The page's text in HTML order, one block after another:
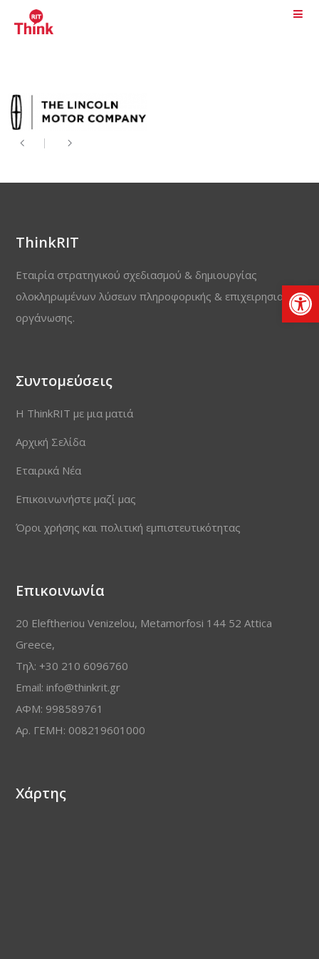
ThinkRIT
Εταιρία στρατηγικού σχεδιασμού & δημιουργίας
ολοκληρωμένων λύσεων πληροφορικής & επιχειρησιακής
οργάνωσης.
Συντομεύσεις
Η ThinkRIT με μια ματιά
Αρχική Σελίδα
Εταιρικά Νέα
Επικοινωνήστε μαζί μας
Όροι χρήσης και πολιτική εμπιστευτικότητας
Επικοινωνία
20 Eleftheriou Venizelou, Metamorfosi 144 52 Attica
Greece,
Τηλ: +30 210 6096760
Email: info@thinkrit.gr
ΑΦΜ: 998589761
Αρ. ΓΕΜΗ: 008219601000
Χάρτης